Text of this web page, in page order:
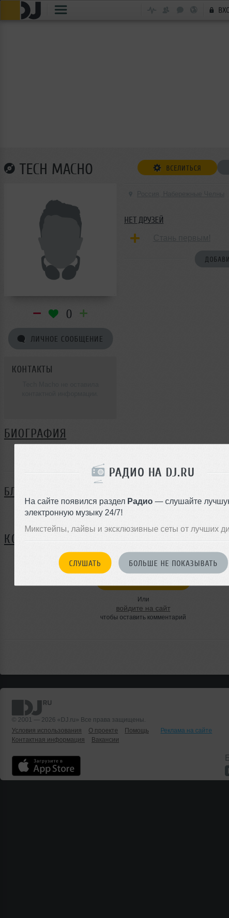
РАДИО НА DJ.RU
На сайте появился раздел Радио — слушайте
электронную музыку 24/7!
Микстейпы, лайвы и эксклюзивные сеты от лучших
СЛУШАТЬ БОЛЬШЕ НЕ ПОКАЗЫВАТЬ
TECH MACHO ВСЕЛИТЬСЯ
0
ЛИЧНОЕ СООБЩЕНИЕ
КОНТАКТЫ
НЕТ ДРУЗЕЙ
БИОГРАФИЯ
БЛОГ
Нет записей в блоге
КОММЕНТАРИИ
Или
войдите на сайт
чтобы оставить комментарий
© 2001 — 2026 «DJ.ru» Все права защищены.
Условия использования
О проекте Помощь
Реклама на сайте
Контактная информация
Вакансии